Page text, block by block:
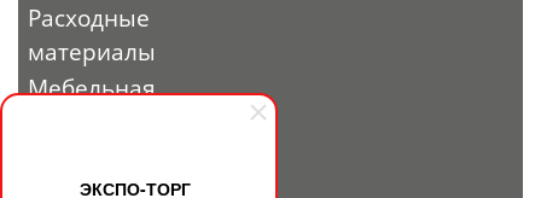
ЭКСПО-ТОРГ
Расходные
материалы
Мебельная
профиль и